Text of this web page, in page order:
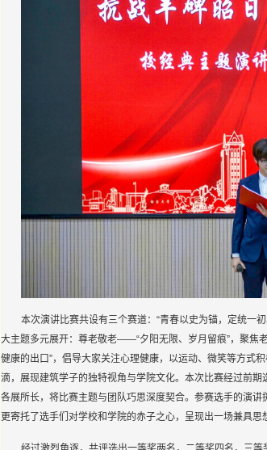
本次演讲比赛共设有三个赛道：“青春以史为锚，定统一
大主题多元展开：尊老敬老——“夕阳无限、岁月留痕”，聚
健康的出口”，倡导大家关注心理健康，以运动、微笑等方式
滴，展现建筑学子的独特视角与学院文化。本次比赛经过前
各展所长，将比赛主题与团队巧思深度契合。参赛选手的演
更寄托了选手们对学校和学院的赤子之心，呈现出一场兼具思